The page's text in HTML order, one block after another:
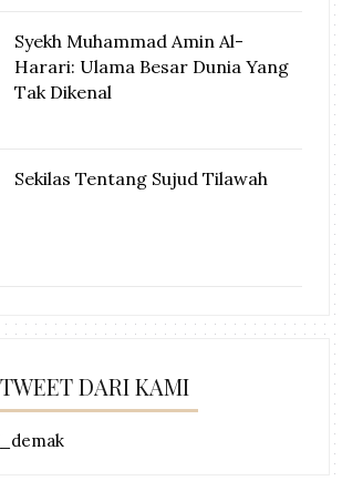
Syekh Muhammad Amin Al-
Harari: Ulama Besar Dunia Yang
Tak Dikenal
Sekilas Tentang Sujud Tilawah
TWEET DARI KAMI